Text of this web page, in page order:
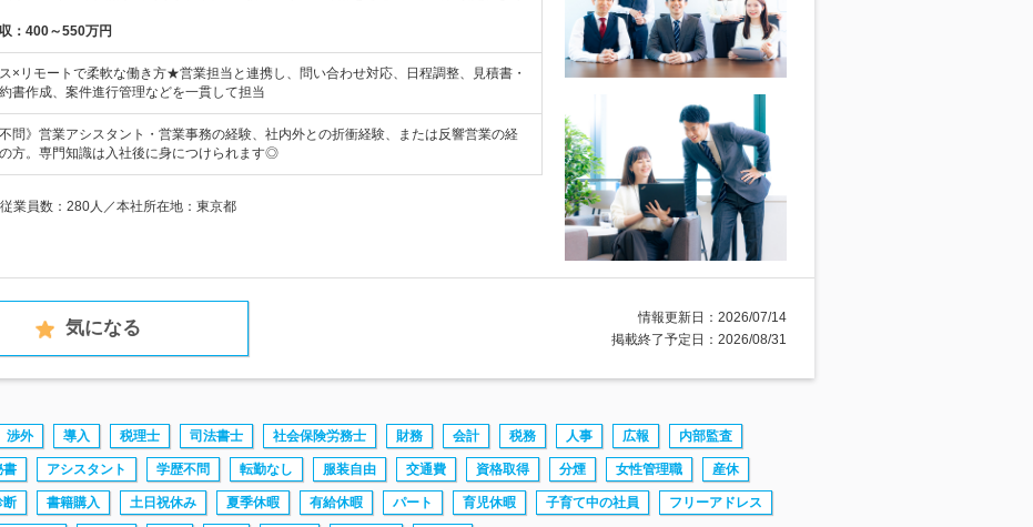
： 400～550万円
×リモートで柔軟な働き方★営業担当と連携し、問い合わせ対応、日程調整、見積書・
書作成、案件進行管理などを一貫して担当
不問》営業アシスタント・営業事務の経験、社内外との折衝経験、または反響営業の経
方。専門知識は入社後に身につけられます◎
業員数：280人／本社所在地：東京都
気になる
情報更新日：2026/07/14
掲載終了予定日：2026/08/31
渉外 導入 税理士 司法書士 社会保険労務士 財務 会計 税務 人事 広報 内部監査
書 アシスタント 学歴不問 転勤なし 服装自由 交通費 資格取得 分煙 女性管理職 産休
断 書籍購入 土日祝休み 夏季休暇 有給休暇 パート 育児休暇 子育て中の社員 フリーアドレス